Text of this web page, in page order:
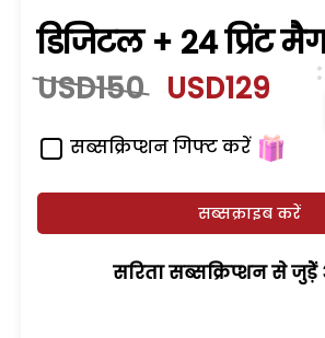
डिजिटल + 24 प्रिंट
USD150 USD129
सब्सक्रिप्शन गिफ्ट करें
सब्सक्राइब करें
सरिता सब्सक्रिप्शन से